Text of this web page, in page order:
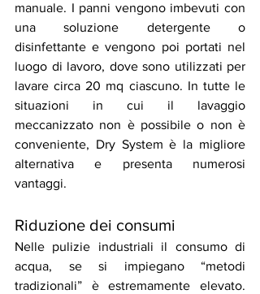
manuale. I panni vengono imbevuti con
una soluzione detergente o
disinfettante e vengono poi portati nel
luogo di lavoro, dove sono utilizzati per
lavare circa 20 mq ciascuno. In tutte le
situazioni in cui il lavaggio
meccanizzato non è possibile o non è
conveniente, Dry System è la migliore
alternativa e presenta numerosi
vantaggi.
Riduzione dei consumi
Nelle pulizie industriali il consumo di
acqua, se si impiegano “metodi
tradizionali” è estremamente elevato.